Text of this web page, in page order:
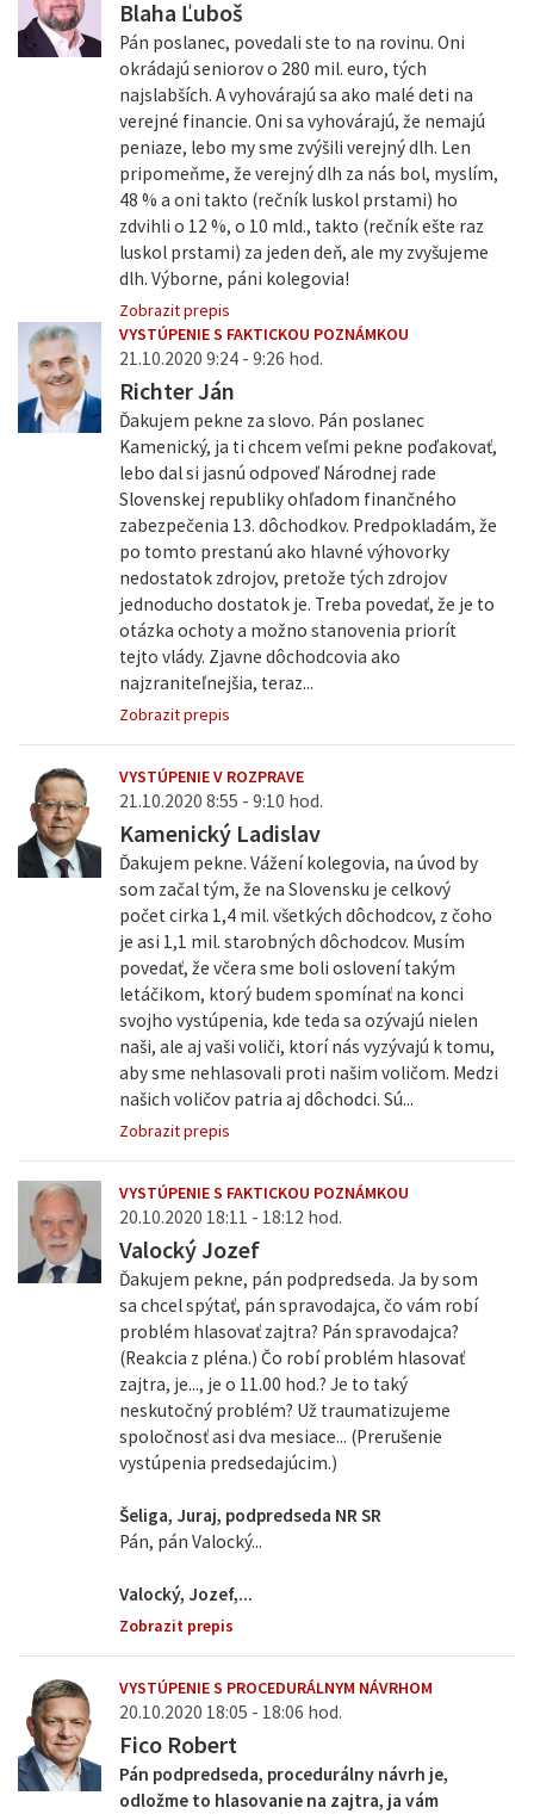
Blaha Ľuboš
Pán poslanec, povedali ste to na rovinu. Oni
okrádajú seniorov o 280 mil. euro, tých
najslabších. A vyhovárajú sa ako malé deti na
verejné financie. Oni sa vyhovárajú, že nemajú
peniaze, lebo my sme zvýšili verejný dlh. Len
pripomeňme, že verejný dlh za nás bol, myslím,
48 % a oni takto (rečník luskol prstami) ho
zdvihli o 12 %, o 10 mld., takto (rečník ešte raz
luskol prstami) za jeden deň, ale my zvyšujeme
dlh. Výborne, páni kolegovia!
Zobrazit prepis
VYSTÚPENIE S FAKTICKOU POZNÁMKOU
21.10.2020 9:24 - 9:26 hod.
Richter Ján
Ďakujem pekne za slovo. Pán poslanec
Kamenický, ja ti chcem veľmi pekne poďakovať,
lebo dal si jasnú odpoveď Národnej rade
Slovenskej republiky ohľadom finančného
zabezpečenia 13. dôchodkov. Predpokladám, že
po tomto prestanú ako hlavné výhovorky
nedostatok zdrojov, pretože tých zdrojov
jednoducho dostatok je. Treba povedať, že je to
otázka ochoty a možno stanovenia priorít
tejto vlády. Zjavne dôchodcovia ako
najzraniteľnejšia, teraz...
Zobrazit prepis
VYSTÚPENIE V ROZPRAVE
21.10.2020 8:55 - 9:10 hod.
Kamenický Ladislav
Ďakujem pekne. Vážení kolegovia, na úvod by
som začal tým, že na Slovensku je celkový
počet cirka 1,4 mil. všetkých dôchodcov, z čoho
je asi 1,1 mil. starobných dôchodcov. Musím
povedať, že včera sme boli oslovení takým
letáčikom, ktorý budem spomínať na konci
svojho vystúpenia, kde teda sa ozývajú nielen
naši, ale aj vaši voliči, ktorí nás vyzývajú k tomu,
aby sme nehlasovali proti našim voličom. Medzi
našich voličov patria aj dôchodci. Sú...
Zobrazit prepis
VYSTÚPENIE S FAKTICKOU POZNÁMKOU
20.10.2020 18:11 - 18:12 hod.
Valocký Jozef
Ďakujem pekne, pán podpredseda. Ja by som
sa chcel spýtať, pán spravodajca, čo vám robí
problém hlasovať zajtra? Pán spravodajca?
(Reakcia z pléna.) Čo robí problém hlasovať
zajtra, je..., je o 11.00 hod.? Je to taký
neskutočný problém? Už traumatizujeme
spoločnosť asi dva mesiace... (Prerušenie
vystúpenia predsedajúcim.)
Šeliga, Juraj, podpredseda NR SR
Pán, pán Valocký...
Valocký, Jozef,...
Zobrazit prepis
VYSTÚPENIE S PROCEDURÁLNYM NÁVRHOM
20.10.2020 18:05 - 18:06 hod.
Fico Robert
Pán podpredseda, procedurálny návrh je,
odložme to hlasovanie na zajtra, ja vám